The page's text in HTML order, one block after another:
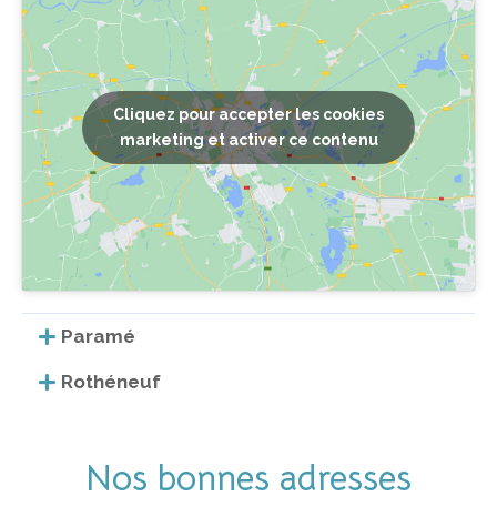
Cliquez pour accepter les cookies
marketing et activer ce contenu
Paramé
Rothéneuf
Nos bonnes adresses